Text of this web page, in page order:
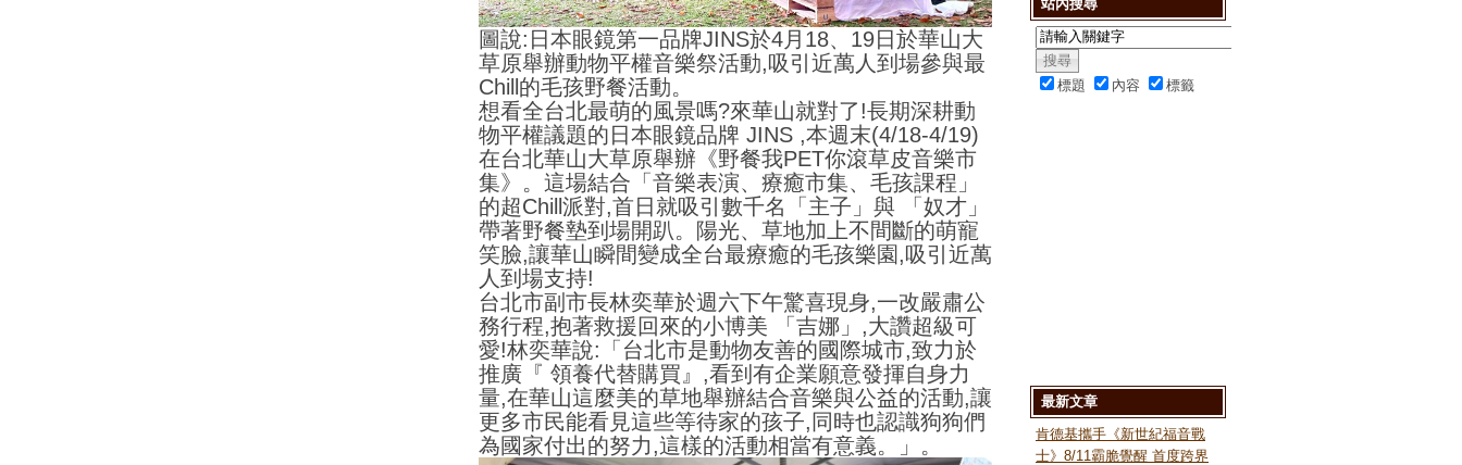
圖說:日本眼鏡第一品牌JINS於4月18、19日於華山大
草原舉辦動物平權音樂祭活動,吸引近萬人到場參與最
Chill的毛孩野餐活動。
想看全台北最萌的風景嗎?來華山就對了!長期深耕動
物平權議題的日本眼鏡品牌 JINS ,本週末(4/18-4/19)
在台北華山大草原舉辦《野餐我PET你滾草皮音樂市
集》。這場結合「音樂表演、療癒市集、毛孩課程」
的超Chill派對,首日就吸引數千名「主子」與 「奴才」
帶著野餐墊到場開趴。陽光、草地加上不間斷的萌寵
笑臉,讓華山瞬間變成全台最療癒的毛孩樂園,吸引近萬
人到場支持!
台北市副市長林奕華於週六下午驚喜現身,一改嚴肅公
務行程,抱著救援回來的小博美 「吉娜」,大讚超級可
愛!林奕華說:「台北市是動物友善的國際城市,致力於
推廣『 領養代替購買』,看到有企業願意發揮自身力
量,在華山這麼美的草地舉辦結合音樂與公益的活動,讓
更多市民能看見這些等待家的孩子,同時也認識狗狗們
為國家付出的努力,這樣的活動相當有意義。」。
站內搜尋
標題 內容 標籤
最新文章
肯德基攜手《新世紀福音戰
士》8/11霸脆覺醒 首度跨界